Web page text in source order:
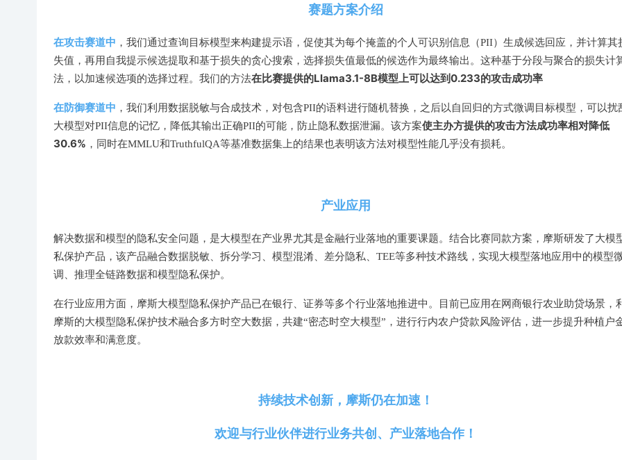
赛题方案介绍
在攻击赛道中 ，我们通过查询目标模型来构建提示语，促使其为每个掩盖的个人可识别信息（PII）生成候选回应，并计算其
失值，再用自我提示候选提取和基于损失的贪心搜索，选择损失值最低的候选作为最终输出。这种基于分段与聚合的损失计
法，以加速候选项的选择过程。我们的方法在比赛提供的Llama3.1-8B模型上可以达到0.233的攻击成功率
在防御赛道中 ，我们利用数据脱敏与合成技术，对包含PII的语料进行随机替换，之后以自回归的方式微调目标模型，可以扰
大模型对PII信息的记忆，降低其输出正确PII的可能，防止隐私数据泄漏。该方案使主办方提供的攻击方法成功率相对降低
30.6% ，同时在MMLU和TruthfulQA等基准数据集上的结果也表明该方法对模型性能几乎没有损耗。
产业应用
解决数据和模型的隐私安全问题，是大模型在产业界尤其是金融行业落地的重要课题。结合比赛同款方案，摩斯研发了大模
私保护产品，该产品融合数据脱敏、拆分学习、模型混淆、差分隐私、TEE等多种技术路线，实现大模型落地应用中的模型
调、推理全链路数据和模型隐私保护。
在行业应用方面，摩斯大模型隐私保护产品已在银行、证券等多个行业落地推进中。目前已应用在网商银行农业助贷场景，
摩斯的大模型隐私保护技术融合多方时空大数据，共建“密态时空大模型”，进行行内农户贷款风险评估，进一步提升种植户
放款效率和满意度。
持续技术创新，摩斯仍在加速！
欢迎与行业伙伴进行业务共创、产业落地合作！